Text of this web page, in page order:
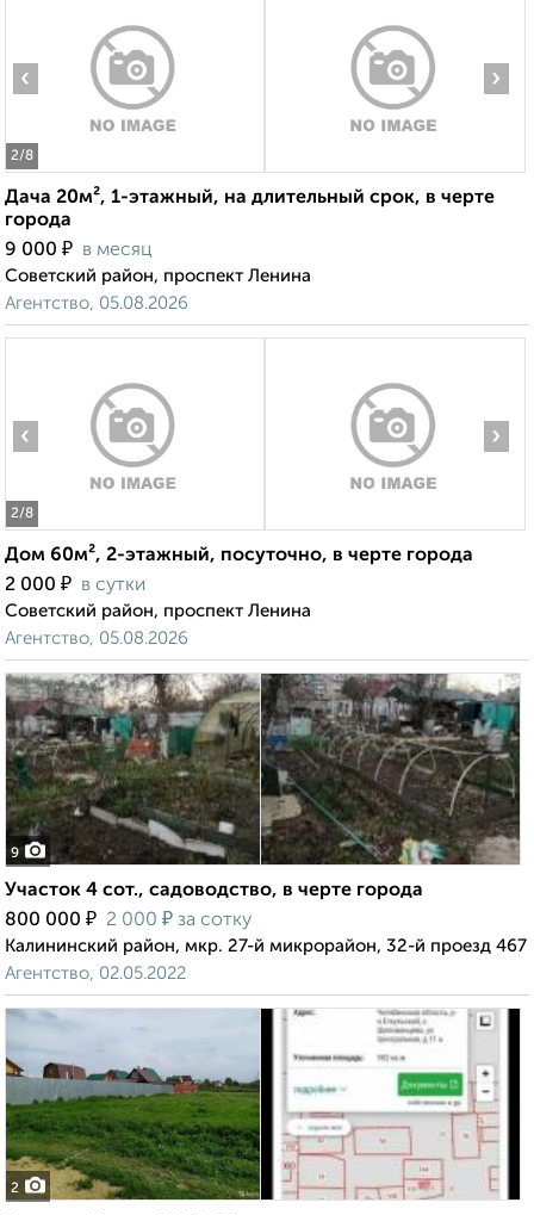
2/8
‹ ›
Дача 20м², 1-этажный, на длительный срок, в черте
города
9 000 ₽ в месяц
Советский район, проспект Ленина
Агентство, 05.08.2026
2/8
‹ ›
Дом 60м², 2-этажный, посуточно, в черте города
2 000 ₽ в сутки
Советский район, проспект Ленина
Агентство, 05.08.2026
9
Участок 4 сот., садоводство, в черте города
800 000 ₽ 2 000 ₽ за сотку
Калининский район, мкр. 27-й микрорайон, 32-й проезд 467
Агентство, 02.05.2022
2